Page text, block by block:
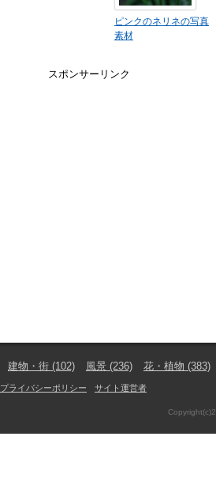
ピンクのネリネの写真
素材
スポンサーリンク
建物・街 (102) 風景 (236) 花・植物 (383)
プライバシーポリシー サイト運営者